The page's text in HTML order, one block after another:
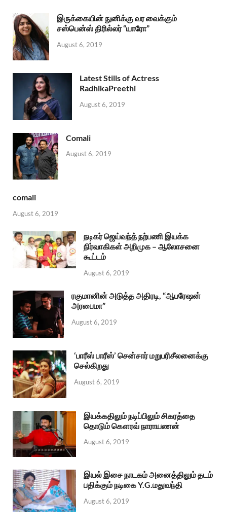
இருக்கையின் நுனிக்கு வர வைக்கும்
சஸ்பென்ஸ் திரில்லர் “யாரோ”
August 6, 2019
Latest Stills of Actress
RadhikaPreethi
August 6, 2019
Comali
August 6, 2019
comali
August 6, 2019
நடிகர் ஜெய்வந்த் நற்பணி இயக்க
நிர்வாகிகள் அறிமுக – ஆலோசனை
கூட்டம்
August 6, 2019
ரகுமானின் அடுத்த அதிரடி, “ஆபரேஷன்
அரபைமா”
August 6, 2019
‘பாரீஸ் பாரீஸ்’ சென்சார் மறுபரிசீலனைக்கு
செல்கிறது
August 6, 2019
இயக்கதிலும் நடிப்பிலும் சிகரத்தை
தொடும் கௌரவ் நாராயணன்
August 6, 2019
இயல் இசை நாடகம் அனைத்திலும் தடம்
பதிக்கும் நடிகை Y.G.மதுவந்தி
August 6, 2019